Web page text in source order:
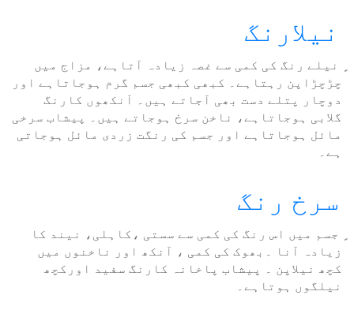
نیلارنگ
ٍ نیلے رنگ کی کمی سے غصہ زیادہ آتاہے، مزاج میں
چڑچڑاپن رہتاہے۔ کبھی کبھی جسم گرم ہوجاتاہے اور
دوچار پتلے دست بھی آجاتے ہیں۔ آنکھوں کارنگ
گلابی ہوجاتاہے، ناخن سرخ ہوجاتے ہیں۔ پیشاب سرخی
مائل ہوجاتاہے اور جسم کی رنگت زردی مائل ہوجاتی
ہے۔
سرخ رنگ
ٍ جسم میں اس رنگ کی کمی سے سستی ،کاہلی، نیند کا
زیادہ آنا ۔بھوک کی کمی ، آنکھ اور ناخنوں میں
کچھ نیلاپن ۔ پیشاب پاخانہ کارنگ سفید اورکچھ
نیلگوں ہوتاہے۔